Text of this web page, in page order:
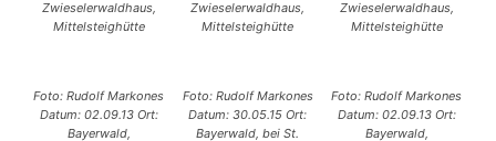
Zwieselerwaldhaus,
Mittelsteighütte
Zwieselerwaldhaus,
Mittelsteighütte
Zwieselerwaldhaus,
Mittelsteighütte
Foto: Rudolf Markones
Datum: 02.09.13 Ort:
Bayerwald,
Foto: Rudolf Markones
Datum: 30.05.15 Ort:
Bayerwald, bei St.
Foto: Rudolf Markones
Datum: 02.09.13 Ort:
Bayerwald,